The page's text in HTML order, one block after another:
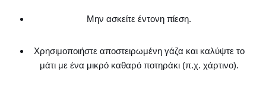
Μην ασκείτε έντονη πίεση.
Χρησιμοποιήστε αποστειρωμένη γάζα και καλύψτε το
μάτι με ένα μικρό καθαρό ποτηράκι (π.χ. χάρτινο).